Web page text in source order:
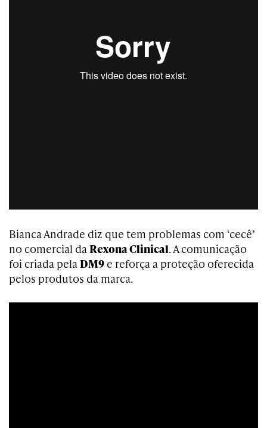
Bianca Andrade diz que tem problemas com ‘cecê’
no comercial da Rexona Clinical. A comunicação
foi criada pela DM9 e reforça a proteção oferecida
pelos produtos da marca.